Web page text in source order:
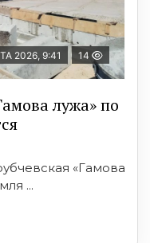
2026, 9:41 14
лужа» по
«Гамова
...